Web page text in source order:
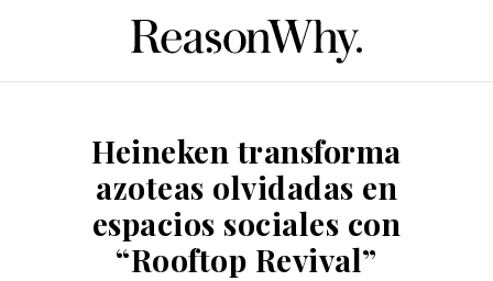
Heineken transforma
azoteas olvidadas en
espacios sociales con
“Rooftop Revival”